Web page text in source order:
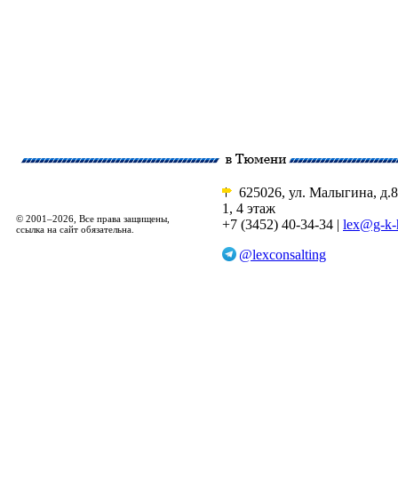
© 2001–2026, Все права защищены,
ссылка на сайт обязательна.
625026, ул. Малыгина,
1, 4 этаж
+7 (3452) 40-34-34 | lex@g-
@lexconsalting